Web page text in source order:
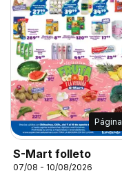
Página
S-Mart folleto
07/08 - 10/08/2026